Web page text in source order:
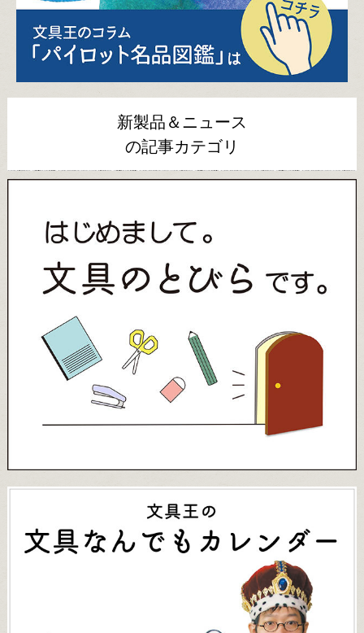
新製品＆ニュース
の記事カテゴリ